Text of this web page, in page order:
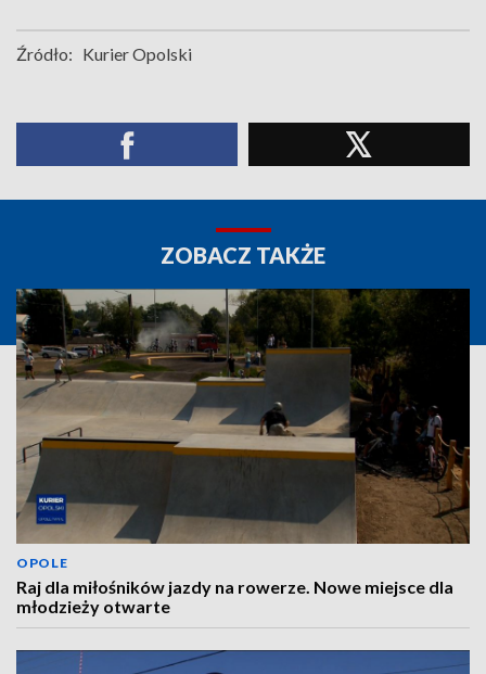
Źródło: Kurier Opolski
ZOBACZ TAKŻE
OPOLE
Raj dla miłośników jazdy na rowerze. Nowe miejsce dla
młodzieży otwarte